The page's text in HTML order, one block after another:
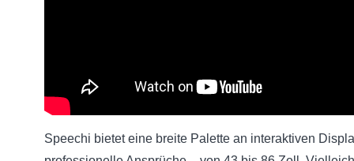
Speechi bietet eine breite Palette an interaktiven